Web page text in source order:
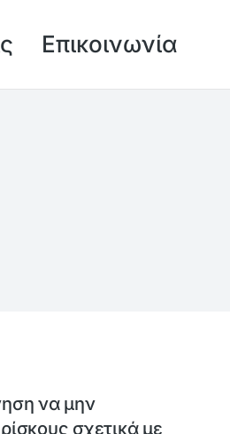
Επικοινωνία
να μην
σχετικά με